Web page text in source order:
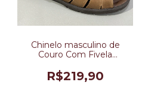
Chinelo masculino de
Couro Com Fivela
R$219,90